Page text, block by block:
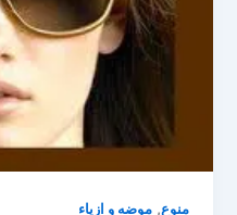
منوع,موضه و ازياء